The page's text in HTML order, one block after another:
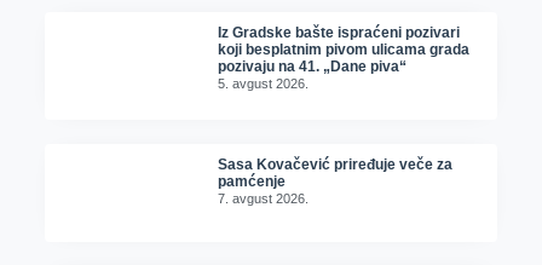
Iz Gradske bašte ispraćeni pozivari
koji besplatnim pivom ulicama grada
pozivaju na 41. „Dane piva“
5. avgust 2026.
Sasa Kovačević priređuje veče za
pamćenje
7. avgust 2026.